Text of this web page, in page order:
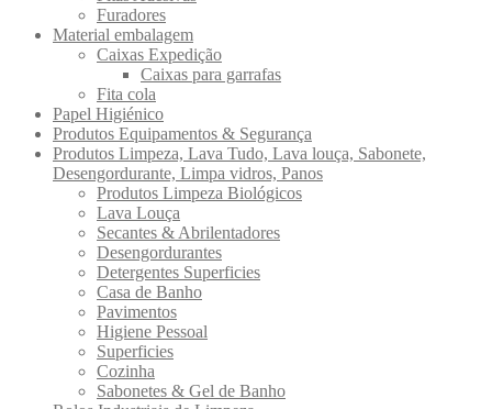
Furadores
Material embalagem
Caixas Expedição
Caixas para garrafas
Fita cola
Papel Higiénico
Produtos Equipamentos & Segurança
Produtos Limpeza, Lava Tudo, Lava louça, Sabonete,
Desengordurante, Limpa vidros, Panos
Produtos Limpeza Biológicos
Lava Louça
Secantes & Abrilentadores
Desengordurantes
Detergentes Superficies
Casa de Banho
Pavimentos
Higiene Pessoal
Superficies
Cozinha
Sabonetes & Gel de Banho